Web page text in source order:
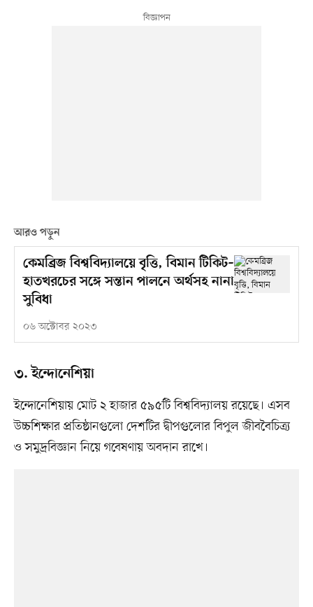
আরও পড়ুন
কেমব্রিজ বিশ্ববিদ্যালয়ে বৃত্তি, বিমান টিকিট–
হাতখরচের সঙ্গে সন্তান পালনে অর্থসহ নানা
সুবিধা
০৬ অক্টোবর ২০২৩
৩. ইন্দোনেশিয়া
ইন্দোনেশিয়ায় মোট ২ হাজার ৫৯৫টি বিশ্ববিদ্যালয় রয়েছে। এসব
উচ্চশিক্ষার প্রতিষ্ঠানগুলো দেশটির দ্বীপগুলোর বিপুল জীববৈচিত্র্য
ও সমুদ্রবিজ্ঞান নিয়ে গবেষণায় অবদান রাখে।